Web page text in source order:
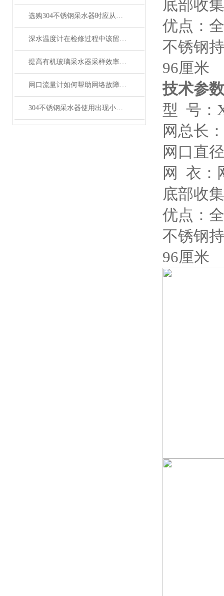
选购304不锈钢采水器时应从哪几方面考虑？
深水温度计在检修过程中该留意的事项
提高有机玻璃采水器采样效率的技巧
网口流量计如何帮助网络故障排除和疑难解答？
304不锈钢采水器使用出现小问题，用户自己如何维修?
底部收
优点：
不锈钢
96厘米
技术参
型 号：
网总长
网口直
网 衣：
底部收
优点：
不锈钢
96厘米